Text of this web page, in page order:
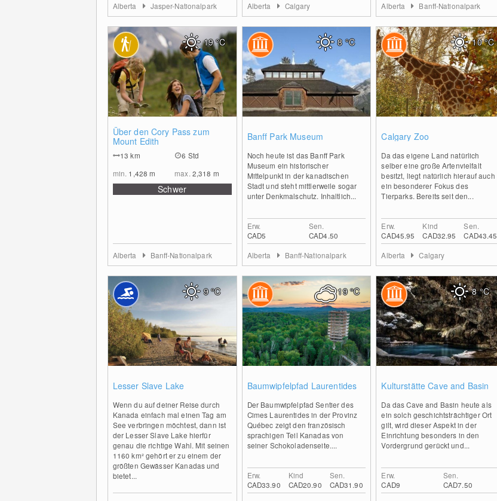
Alberta Jasper-Nationalpark Alberta Calgary Alberta Banff-Nationalpark
Über den Cory Pass zum
Mount Edith
13km
6 Std
min. 1,428m max. 2,318 m
Schwer
19°C
Alberta Banff-Nationalpark
Banff Park Museum
Noch heute ist das Banff Park
Museum ein historischer
Mittelpunkt in der kanadischen
Stadt und steht mittlerweile sogar
unter Denkmalschutz. Inhaltlich...
Erw.
CAD5
Sen.
CAD4.50
8°C
Alberta Banff-Nationalpark
Calgary Zoo
Da das eigene Land natürlich
selber eine große Artenvielfalt
besitzt, liegt natürlich hierauf auch
ein besonderer Fokus des
Tierparks. Bereits seit den...
Erw.
CAD45.95
Kind
CAD32.95
Sen.
CAD43.45
10°C
Alberta Calgary
Lesser Slave Lake
Wenn du auf deiner Reise durch
Kanada einfach mal einen Tag am
See verbringen möchtest, dann ist
der Lesser Slave Lake hierfür
genau die richtige Wahl. Mit seinen
1160 km² gehört er zu einem der
größten Gewässer Kanadas und
bietet...
9°C
Baumwipfelpfad Laurentides
Der Baumwipfelpfad Sentier des
Cimes Laurentides in der Provinz
Québec zeigt den französisch
sprachigen Teil Kanadas von
seiner Schokoladenseite....
Erw.
CAD33.90
Kind
CAD20.90
Sen.
CAD31.90
19°C
Kulturstätte Cave and Basin
Da das Cave and Basin heute als
ein solch geschichtsträchtiger Ort
gilt, wird dieser Aspekt in der
Einrichtung besonders in den
Vordergrund gerückt und...
Erw.
CAD9
Sen.
CAD7.50
8°C